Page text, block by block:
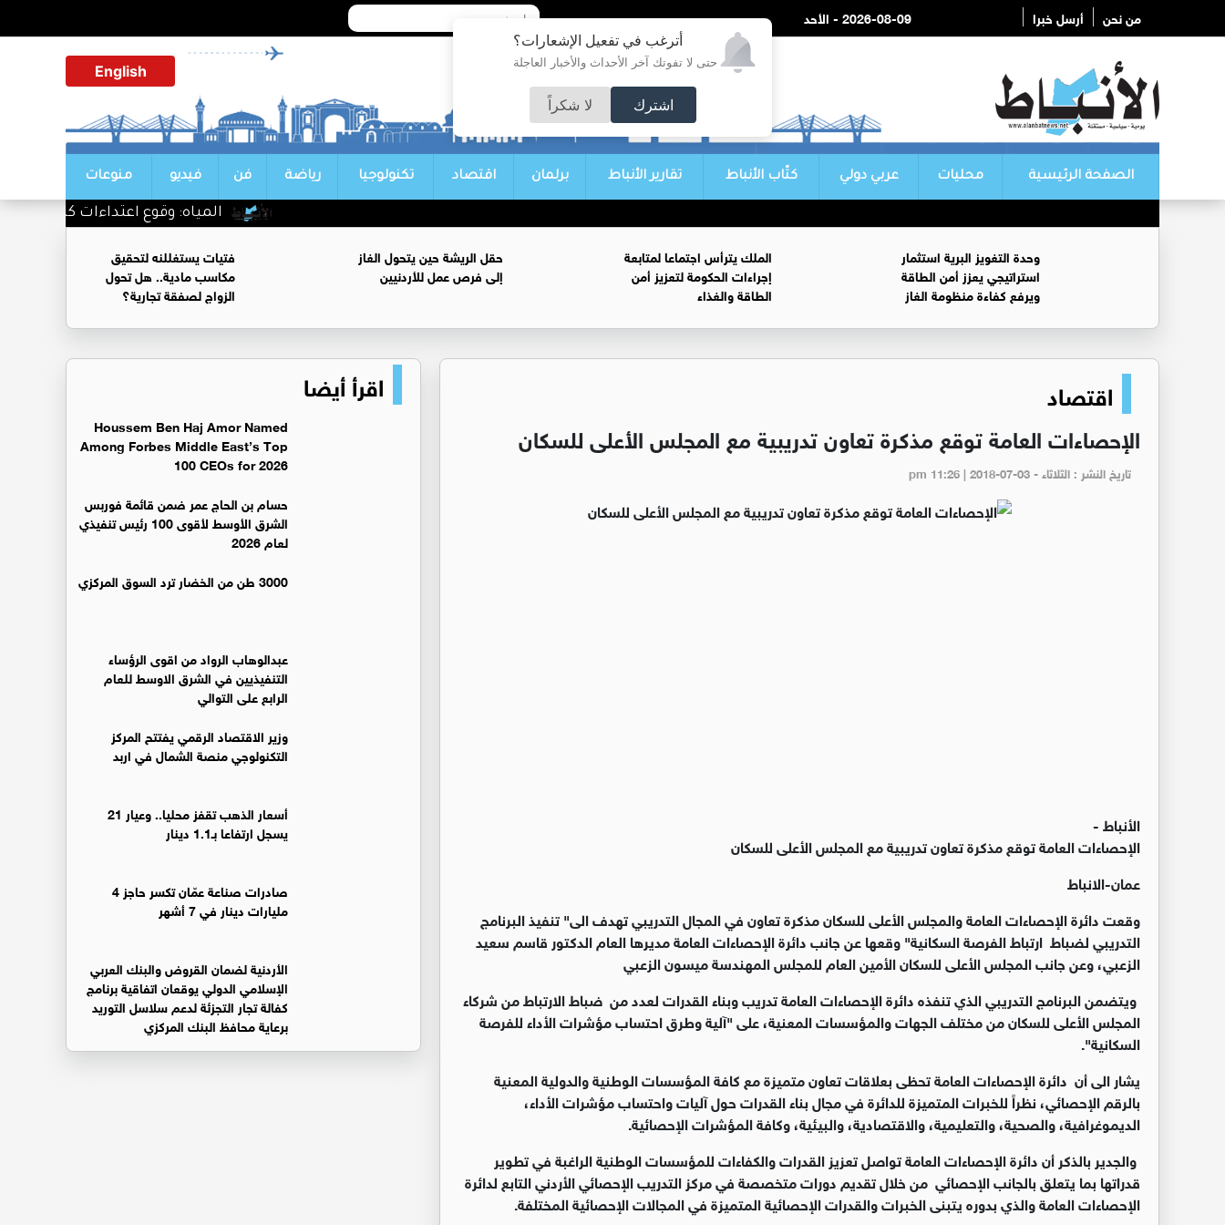
أترغب في تفعيل الإشعارات؟
حتى لا تفوتك آخر الأحداث والأخبار العاجلة
اشترك لا شكراً
من نحن أرسل خبرا 2026-08-09 - الأحد
English
الصفحة الرئيسية محليات عربي دولي كتّاب الأنباط تقارير الأنباط برلمان اقتصاد تكنولوجيا رياضة فن فيديو منوعات
المياه: وقوع اعتداءات كبيرة على
وحدة التغويز البرية استثمار
استراتيجي يعزز أمن الطاقة
ويرفع كفاءة منظومة الغاز
الملك يترأس اجتماعا لمتابعة
إجراءات الحكومة لتعزيز أمن
الطاقة والغذاء
حقل الريشة حين يتحول الغاز
إلى فرص عمل للأردنيين
فتيات يستغللنه لتحقيق
مكاسب مادية.. هل تحول
الزواج لصفقة تجارية؟
اقتصاد
الإحصاءات العامة توقع مذكرة تعاون تدريبية مع المجلس الأعلى للسكان
تاريخ النشر : الثلاثاء - pm 11:26 | 2018-07-03
الأنباط -
الإحصاءات العامة توقع مذكرة تعاون تدريبية مع المجلس الأعلى للسكان
عمان-الانباط
وقعت دائرة الإحصاءات العامة والمجلس الأعلى للسكان مذكرة تعاون في المجال التدريبي تهدف الى" تنفيذ البرنامج
التدريبي لضباط ارتباط الفرصة السكانية" وقعها عن جانب دائرة الإحصاءات العامة مديرها العام الدكتور قاسم سعيد
الزعبي، وعن جانب المجلس الأعلى للسكان الأمين العام للمجلس المهندسة ميسون الزعبي
ويتضمن البرنامج التدريبي الذي تنفذه دائرة الإحصاءات العامة تدريب وبناء القدرات لعدد من ضباط الارتباط من شركاء
المجلس الأعلى للسكان من مختلف الجهات والمؤسسات المعنية، على "آلية وطرق احتساب مؤشرات الأداء للفرصة
السكانية".
يشار الى أن دائرة الإحصاءات العامة تحظى بعلاقات تعاون متميزة مع كافة المؤسسات الوطنية والدولية المعنية
بالرقم الإحصائي، نظراً للخبرات المتميزة للدائرة في مجال بناء القدرات حول آليات واحتساب مؤشرات الأداء،
الديموغرافية، والصحية، والتعليمية، والاقتصادية، والبيئية، وكافة المؤشرات الإحصائية.
والجدير بالذكر أن دائرة الإحصاءات العامة تواصل تعزيز القدرات والكفاءات للمؤسسات الوطنية الراغبة في تطوير
قدراتها بما يتعلق بالجانب الإحصائي من خلال تقديم دورات متخصصة في مركز التدريب الإحصائي الأردني التابع لدائرة
الإحصاءات العامة والذي بدوره يتبنى الخبرات والقدرات الإحصائية المتميزة في المجالات الإحصائية المختلفة.
اقرأ أيضا
Houssem Ben Haj Amor Named
Among Forbes Middle East’s Top
100 CEOs for 2026
حسام بن الحاج عمر ضمن قائمة فوربس
الشرق الأوسط لأقوى 100 رئيس تنفيذي
لعام 2026
3000 طن من الخضار ترد السوق المركزي
عبدالوهاب الرواد من اقوى الرؤساء
التنفيذيين في الشرق الاوسط للعام
الرابع على التوالي
وزير الاقتصاد الرقمي يفتتح المركز
التكنولوجي منصة الشمال في اربد
أسعار الذهب تقفز محليا.. وعيار 21
يسجل ارتفاعا بـ1.1 دينار
صادرات صناعة عمّان تكسر حاجز 4
مليارات دينار في 7 أشهر
الأردنية لضمان القروض والبنك العربي
الإسلامي الدولي يوقعان اتفاقية برنامج
كفالة تجار التجزئة لدعم سلاسل التوريد
برعاية محافظ البنك المركزي